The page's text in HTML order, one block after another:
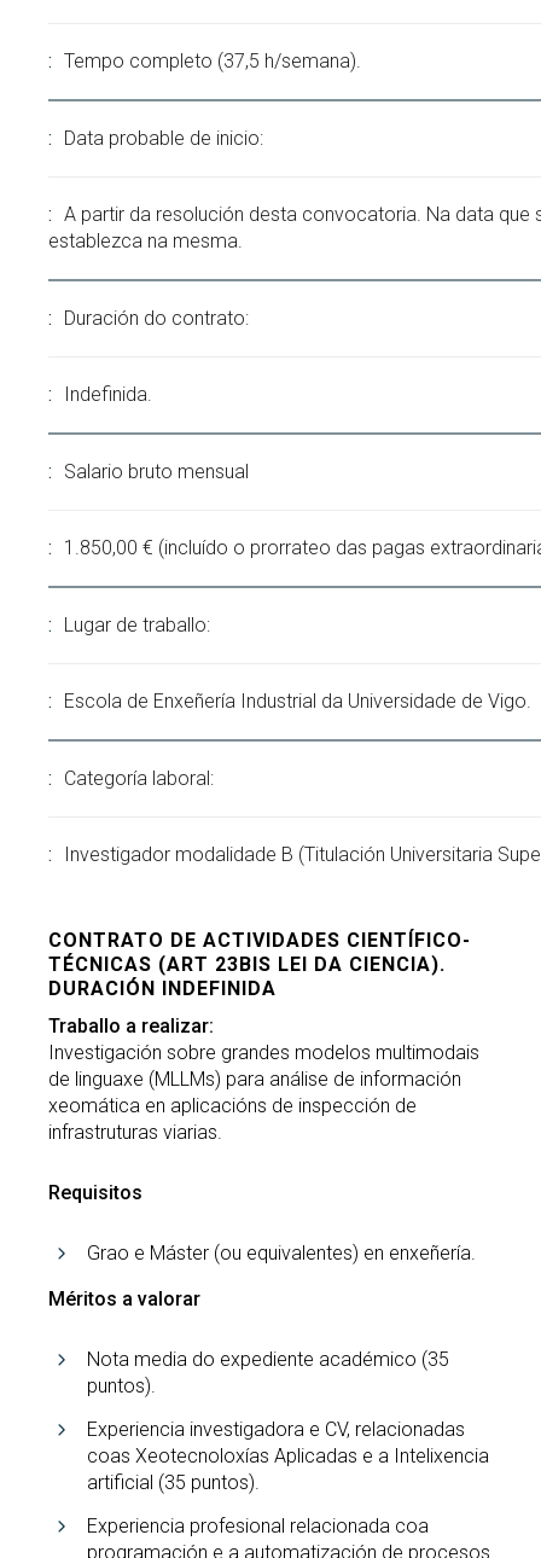
Tempo completo (37,5 h/semana).
Data probable de inicio:
A partir da resolución desta convocatoria. Na data que
establezca na mesma.
Duración do contrato:
Indefinida.
Salario bruto mensual
1.850,00 € (incluído o prorrateo das pagas
Lugar de traballo:
Escola de Enxeñería Industrial da Universidade de Vigo.
Categoría laboral:
Investigador modalidade B (Titulación Universitaria
CONTRATO DE ACTIVIDADES CIENTÍFICO-
TÉCNICAS (ART 23BIS LEI DA CIENCIA).
DURACIÓN INDEFINIDA
Traballo a realizar:
Investigación sobre grandes modelos multimodais
de linguaxe (MLLMs) para análise de información
xeomática en aplicacións de inspección de
infrastruturas viarias.
Requisitos
Grao e Máster (ou equivalentes) en enxeñería.
Méritos a valorar
Nota media do expediente académico (35
puntos).
Experiencia investigadora e CV, relacionadas
coas Xeotecnoloxías Aplicadas e a Intelixencia
artificial (35 puntos).
Experiencia profesional relacionada coa
programación e a automatización de procesos